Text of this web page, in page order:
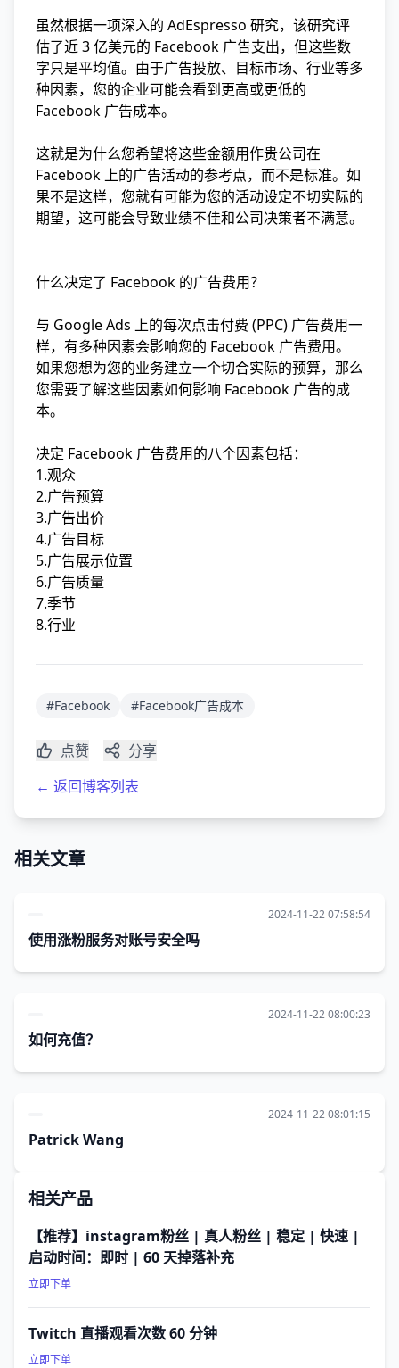
虽然根据一项深入的 AdEspresso 研究，该研究评
估了近 3 亿美元的 Facebook 广告支出，但这些数
字只是平均值。由于广告投放、目标市场、行业等多
种因素，您的企业可能会看到更高或更低的
Facebook 广告成本。
这就是为什么您希望将这些金额用作贵公司在
Facebook 上的广告活动的参考点，而不是标准。如
果不是这样，您就有可能为您的活动设定不切实际的
期望，这可能会导致业绩不佳和公司决策者不满意。
什么决定了 Facebook 的广告费用？
与 Google Ads 上的每次点击付费 (PPC) 广告费用一
样，有多种因素会影响您的 Facebook 广告费用。
如果您想为您的业务建立一个切合实际的预算，那么
您需要了解这些因素如何影响 Facebook 广告的成
本。
决定 Facebook 广告费用的八个因素包括：
1.观众
2.广告预算
3.广告出价
4.广告目标
5.广告展示位置
6.广告质量
7.季节
8.行业
#Facebook #Facebook广告成本
点赞
分享
← 返回博客列表
相关文章
2024-11-22 07:58:54
使用涨粉服务对账号安全吗
2024-11-22 08:00:23
如何充值？
2024-11-22 08:01:15
Patrick Wang
相关产品
【推荐】instagram粉丝 | 真人粉丝 | 稳定 | 快速 |
启动时间：即时 | 60 天掉落补充
立即下单
Twitch 直播观看次数 60 分钟
立即下单